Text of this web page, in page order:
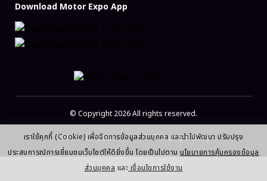
เราใช้คุกกี้ (Cookie) เพื่อจัดการข้อมูลส่วนบุคคล และนำไปพัฒนา ปรับปรุง
ประสบการณ์การเยี่ยมชมเว็บไซต์ให้ดียิ่งขึ้น โดยเป็นไปตามนโยบายการคุ้มครองข้อมูล
ส่วนบุคคล และ เงื่อนไขการใช้งาน
Download Motor Expo App
© Copyright 2026 All rights reserved.
Terms of use Privacy Policy